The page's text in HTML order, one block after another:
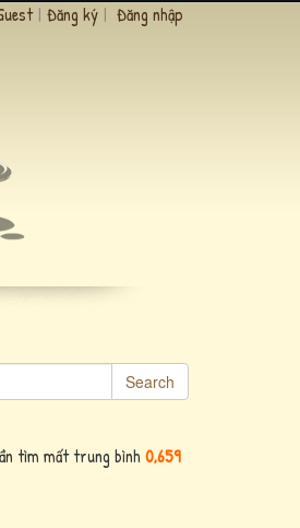
| Đăng ký | Đăng nhập
Search
tìm mất trung bình 0,659